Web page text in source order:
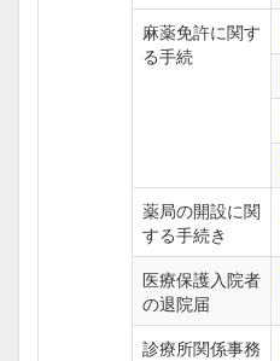
麻薬免許に関す
る手続
薬局の開設に関
する手続き
医療保護入院者
の退院届
診療所関係事務